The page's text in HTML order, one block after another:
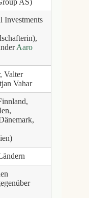
Investments
Aaro
Valter
Vahar